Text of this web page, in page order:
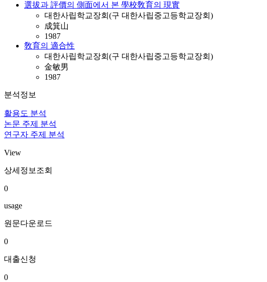
選拔과 評價의 側面에서 본 學校敎育의 現實
대한사립학교장회(구 대한사립중고등학교장회)
成箕山
1987
敎育의 適合性
대한사립학교장회(구 대한사립중고등학교장회)
金敏男
1987
분석정보
활용도 분석
논문 주제 분석
연구자 주제 분석
View
상세정보조회
0
usage
원문다운로드
0
대출신청
0